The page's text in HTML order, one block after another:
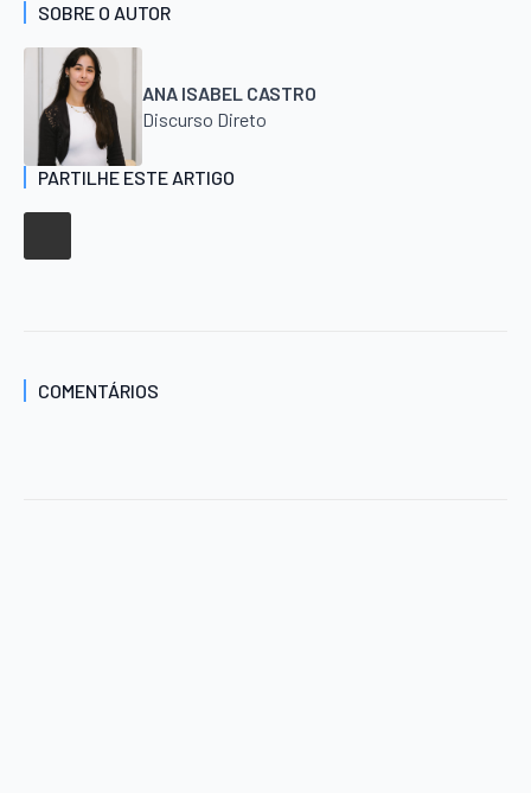
SOBRE O AUTOR
ANA ISABEL CASTRO
Discurso Direto
PARTILHE ESTE ARTIGO
COMENTÁRIOS